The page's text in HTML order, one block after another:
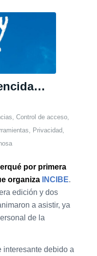
, Control de acceso,
, Privacidad,
por primera
organiza INCIBE.
edición y dos
a asistir, ya
de la
interesante debido a